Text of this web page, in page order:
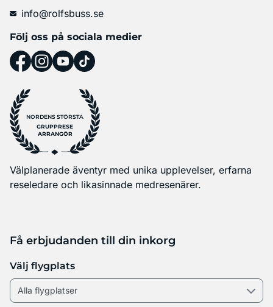
info@rolfsbuss.se
Följ oss på sociala medier
NORDENS STÖRSTA
GRUPPRESE
ARRANGÖR
Välplanerade äventyr med unika upplevelser, erfarna
reseledare och likasinnade medresenärer.
Få erbjudanden till din inkorg
Välj flygplats